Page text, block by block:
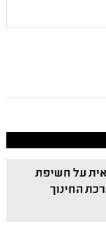
על חשיפת
החינוך